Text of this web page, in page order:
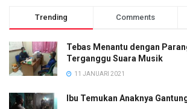
Trending Comments
Tebas Menantu dengan
Terganggu Suara Musik
11 JANUARI 2021
Ibu Temukan Anaknya